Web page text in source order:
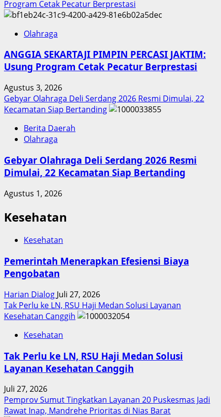
Program Cetak Pecatur Berprestasi
Olahraga
ANGGIA SEKARTAJI PIMPIN PERCASI JAKTIM:
Usung Program Cetak Pecatur Berprestasi
Agustus 3, 2026
Gebyar Olahraga Deli Serdang 2026 Resmi Dimulai, 22
Kecamatan Siap Bertanding
Berita Daerah
Olahraga
Gebyar Olahraga Deli Serdang 2026 Resmi
Dimulai, 22 Kecamatan Siap Bertanding
Agustus 1, 2026
Kesehatan
Kesehatan
Pemerintah Menerapkan Efesiensi Biaya
Pengobatan
Harian Dialog Juli 27, 2026
Tak Perlu ke LN, RSU Haji Medan Solusi Layanan
Kesehatan Canggih
Kesehatan
Tak Perlu ke LN, RSU Haji Medan Solusi
Layanan Kesehatan Canggih
Juli 27, 2026
Pemprov Sumut Tingkatkan Layanan 20 Puskesmas Jadi
Rawat Inap, Mandrehe Prioritas di Nias Barat